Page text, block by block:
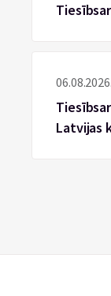
06.08.2026.
Latvijas